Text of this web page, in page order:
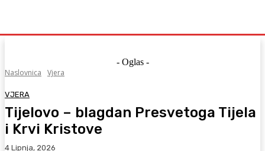
- Oglas -
Naslovnica
Vjera
VJERA
Tijelovo – blagdan Presvetoga Tijela
i Krvi Kristove
4 Lipnja, 2026